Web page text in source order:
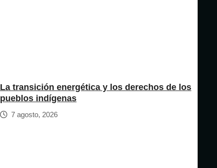
La transición energética y los derechos de los
pueblos indígenas
7 agosto, 2026